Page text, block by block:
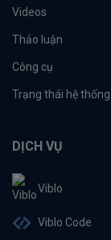
Videos
Thảo luận
Công cụ
Trạng thái hệ thống
DỊCH VỤ
Viblo
Viblo Code